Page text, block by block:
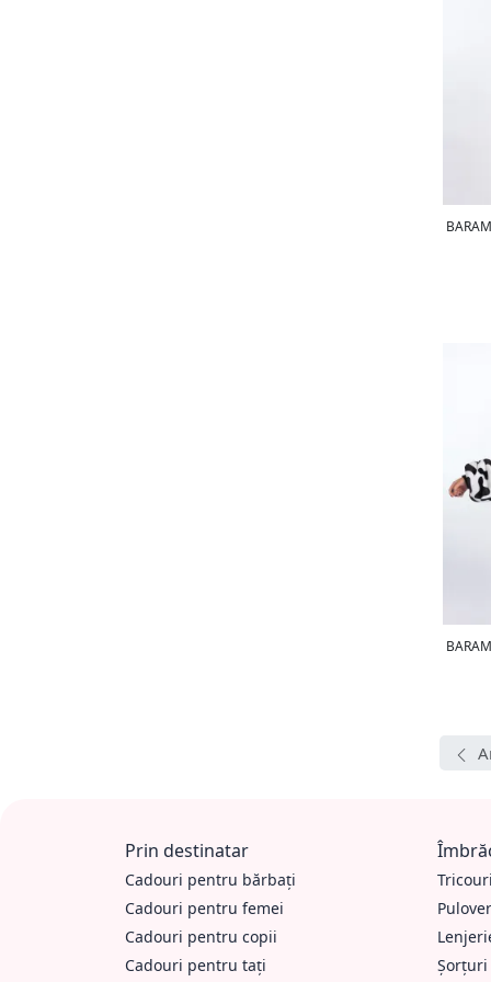
Prin destinatar
Cadouri pentru bărbați
Cadouri pentru femei
Cadouri pentru copii
Cadouri pentru tați
Tricouri
Șorțuri